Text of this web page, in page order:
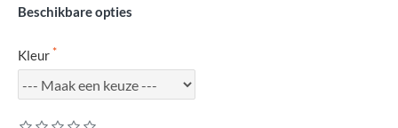
Beschikbare opties
Kleur